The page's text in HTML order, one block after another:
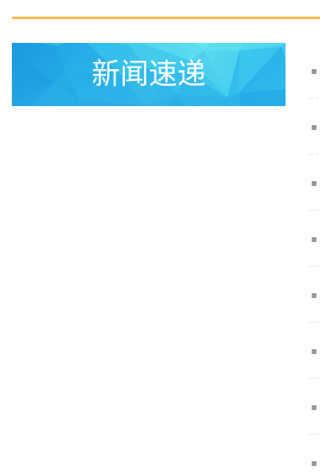
新闻速递